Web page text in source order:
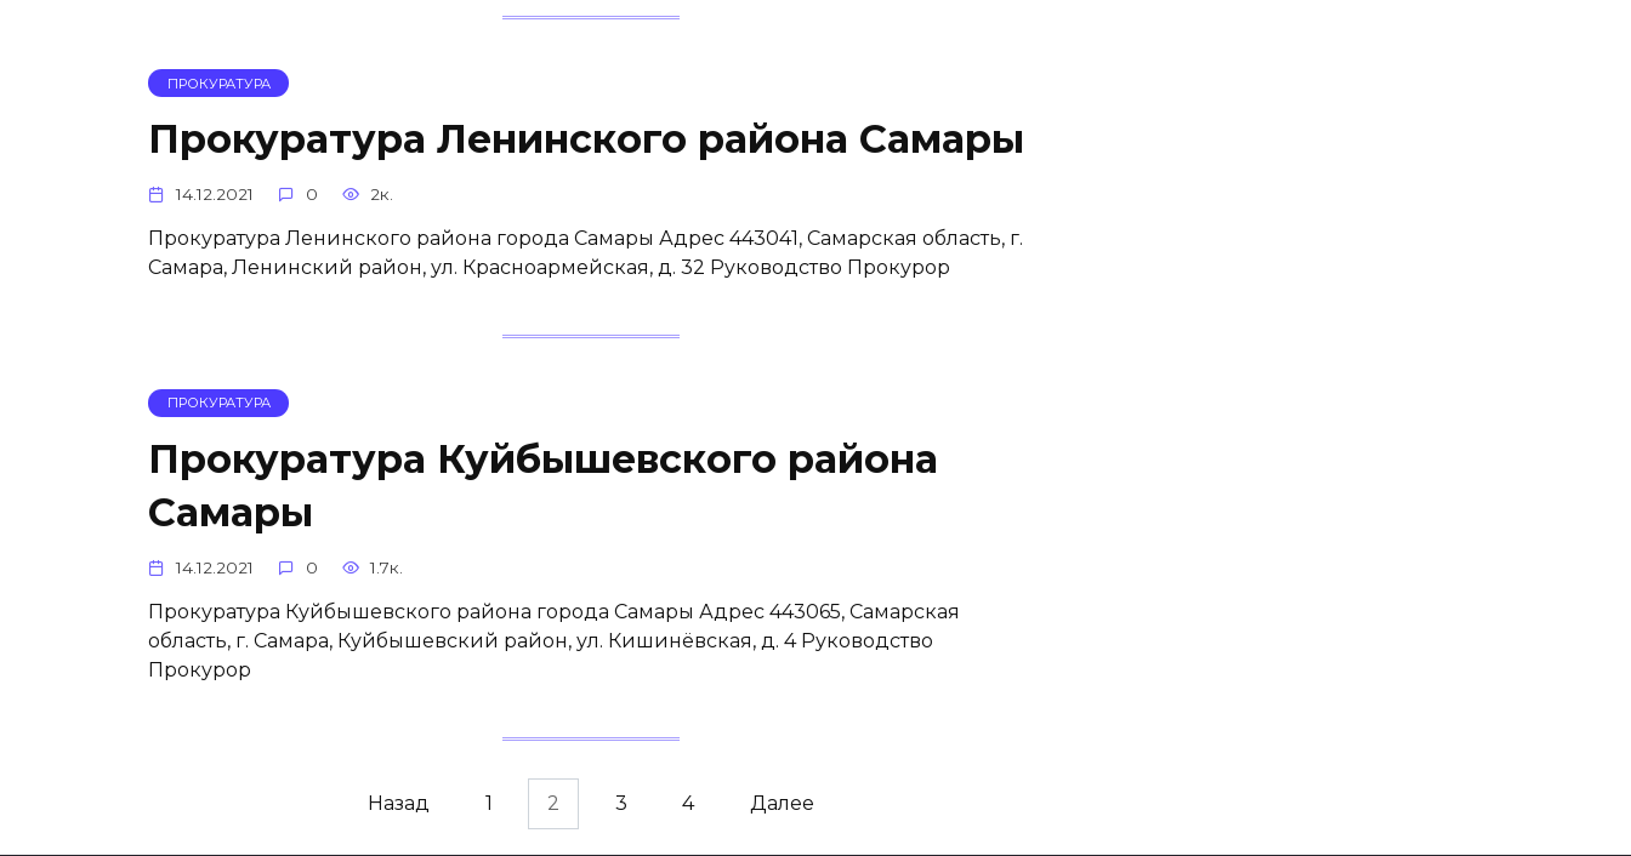
ПРОКУРАТУРА
Прокуратура Ленинского района Самары
14.12.2021 0 2к.
Прокуратура Ленинского района города Самары Адрес 443041, Самарская область, г.
Самара, Ленинский район, ул. Красноармейская, д. 32 Руководство Прокурор
ПРОКУРАТУРА
Прокуратура Куйбышевского района
Самары
14.12.2021 0 1.7к.
Прокуратура Куйбышевского района города Самары Адрес 443065, Самарская
область, г. Самара, Куйбышевский район, ул. Кишинёвская, д. 4 Руководство
Прокурор
Назад 1 2 3 4 Далее